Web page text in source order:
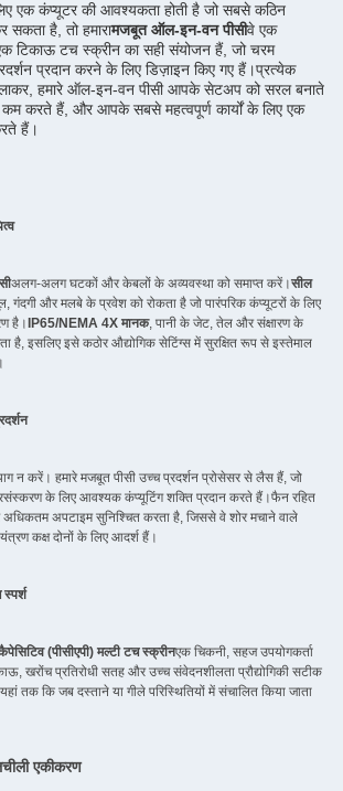
कंप्यूटर की आवश्यकता होती है जो सबसे कठिन
सकता है, तो हमारामजबूत ऑल-इन-वन पीसीवे एक
टिकाऊ टच स्क्रीन का सही संयोजन हैं, जो चरम
प्रदान करने के लिए डिज़ाइन किए गए हैं।प्रत्येक
हमारे ऑल-इन-वन पीसी आपके सेटअप को सरल बनाते
करते हैं, और आपके सबसे महत्वपूर्ण कार्यों के लिए एक
हैं।
अलग-अलग घटकों और केबलों के अव्यवस्था को समाप्त करें।सील
गंदगी और मलबे के प्रवेश को रोकता है जो पारंपरिक कंप्यूटरों के लिए
है। IP65/NEMA 4X मानक, पानी के जेट, तेल और संक्षारण के
है, इसलिए इसे कठोर औद्योगिक सेटिंग्स में सुरक्षित रूप से इस्तेमाल
न करें। हमारे मजबूत पीसी उच्च प्रदर्शन प्रोसेसर से लैस हैं, जो
के लिए आवश्यक कंप्यूटिंग शक्ति प्रदान करते हैं।फैन रहित
अपटाइम सुनिश्चित करता है, जिससे वे शोर मचाने वाले
कक्ष दोनों के लिए आदर्श हैं।
(पीसीएपी) मल्टी टच स्क्रीनएक चिकनी, सहज उपयोगकर्ता
खरोंच प्रतिरोधी सतह और उच्च संवेदनशीलता प्रौद्योगिकी सटीक
तक कि जब दस्ताने या गीले परिस्थितियों में संचालित किया जाता
एकीकरण